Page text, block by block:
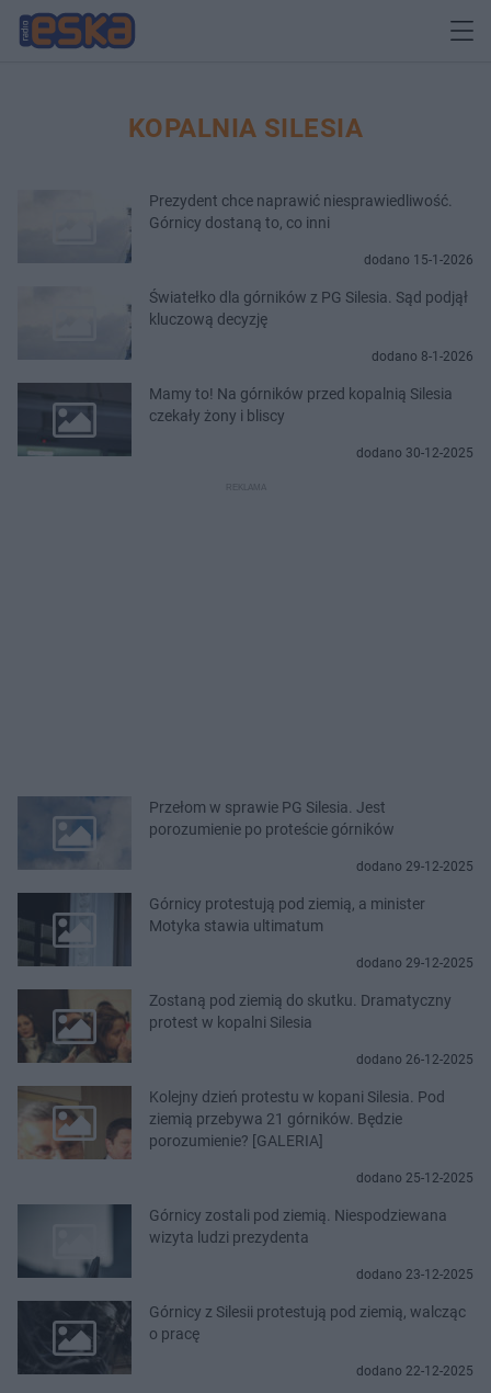
KOPALNIA SILESIA
Prezydent chce naprawić niesprawiedliwość.
Górnicy dostaną to, co inni
dodano 15-1-2026
Światełko dla górników z PG Silesia. Sąd podjął
kluczową decyzję
dodano 8-1-2026
Mamy to! Na górników przed kopalnią Silesia
czekały żony i bliscy
dodano 30-12-2025
Przełom w sprawie PG Silesia. Jest
porozumienie po proteście górników
dodano 29-12-2025
Górnicy protestują pod ziemią, a minister
Motyka stawia ultimatum
dodano 29-12-2025
Zostaną pod ziemią do skutku. Dramatyczny
protest w kopalni Silesia
dodano 26-12-2025
Kolejny dzień protestu w kopani Silesia. Pod
ziemią przebywa 21 górników. Będzie
porozumienie? [GALERIA]
dodano 25-12-2025
Górnicy zostali pod ziemią. Niespodziewana
wizyta ludzi prezydenta
dodano 23-12-2025
Górnicy z Silesii protestują pod ziemią, walcząc
o pracę
dodano 22-12-2025